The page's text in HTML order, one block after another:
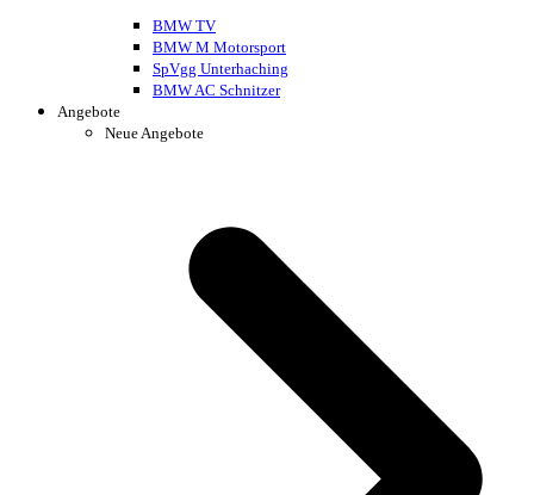
BMW TV
BMW M Motorsport
SpVgg Unterhaching
BMW AC Schnitzer
Angebote
Neue Angebote